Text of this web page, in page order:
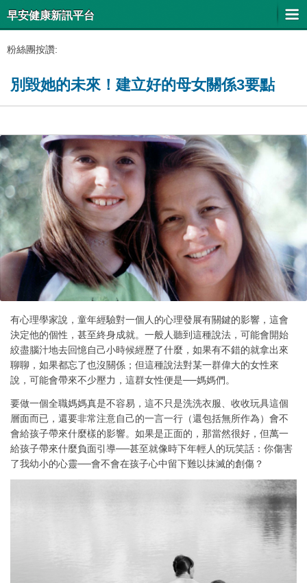
早安健康新訊平台
粉絲團按讚:
別毀她的未來！建立好的母女關係3要點
有心理學家說，童年經驗對一個人的心理發展有關鍵的影響，這會
決定他的個性，甚至終身成就。一般人聽到這種說法，可能會開始
絞盡腦汁地去回憶自己小時候經歷了什麼，如果有不錯的就拿出來
聊聊，如果都忘了也沒關係；但這種說法對某一群偉大的女性來
說，可能會帶來不少壓力，這群女性便是──媽媽們。
要做一個全職媽媽真是不容易，這不只是洗洗衣服、收收玩具這個
層面而已，還要非常注意自己的一言一行（還包括無所作為）會不
會給孩子帶來什麼樣的影響。如果是正面的，那當然很好，但萬一
給孩子帶來什麼負面引導──甚至就像時下年輕人的玩笑話：你傷害
了我幼小的心靈──會不會在孩子心中留下難以抹滅的創傷？